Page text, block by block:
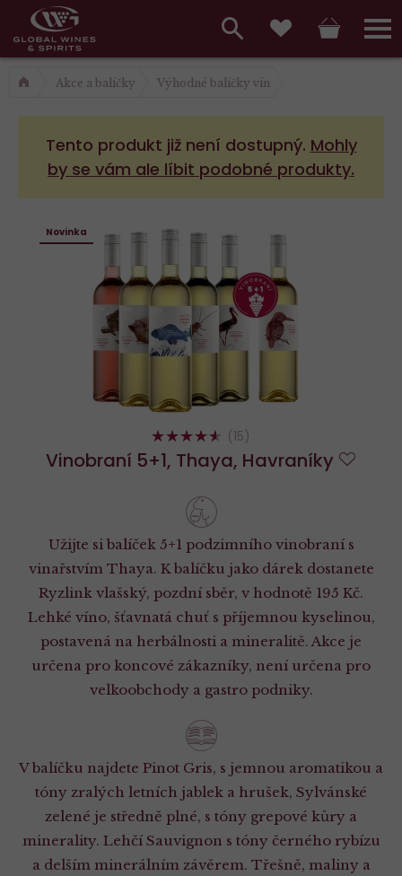
Hlavní
menu,
košík,
vyhledávání,
přihlášení
menu
Akce a balíčky Výhodné balíčky vín
Tento produkt již není dostupný. Mohly
by se vám ale líbit podobné produkty.
Vinobraní 5+1, Thaya, Havraníky
90% (15)
Užijte si balíček 5+1 podzimního vinobraní s
vinařstvím Thaya. K balíčku jako dárek dostanete
Ryzlink vlašský, pozdní sběr, v hodnotě 195 Kč.
Lehké víno, šťavnatá chuť s příjemnou kyselinou,
postavená na herbálnosti a mineralitě. Akce je
určena pro koncové zákazníky, není určena pro
velkoobchody a gastro podniky.
V balíčku najdete Pinot Gris, s jemnou aromatikou a
tóny zralých letních jablek a hrušek, Sylvánské
zelené je středně plné, s tóny grepové kůry a
minerality. Lehčí Sauvignon s tóny černého rybízu
a delším minerálním závěrem. Třešně, maliny a
Novinka